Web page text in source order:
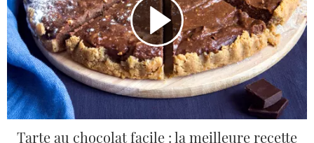
Tarte au chocolat facile : la meilleure recette